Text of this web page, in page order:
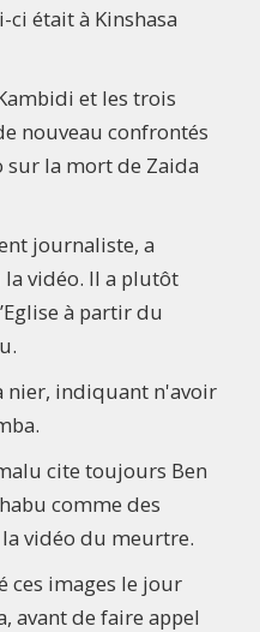
était à Kinshasa
et les trois
nouveau confrontés
la mort de Zaida
journaliste, a
vidéo. Il a plutôt
à partir du
nier, indiquant n'avoir
cite toujours Ben
comme des
vidéo du meurtre.
ces images le jour
avant de faire appel